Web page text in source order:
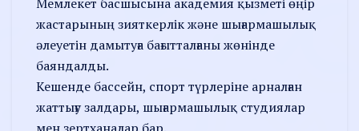
жастарының зияткерлік және шығармашылық
әлеуетін дамытуға бағытталғаны жөнінде
баяндалды.
Кешенде бассейн, спорт түрлеріне арналған
жаттығу залдары, шығармашылық студиялар